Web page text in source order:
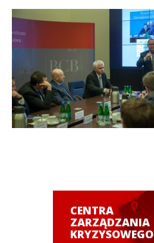
CENTRA
ZARZĄDZANIA
KRYZYSOWEGO